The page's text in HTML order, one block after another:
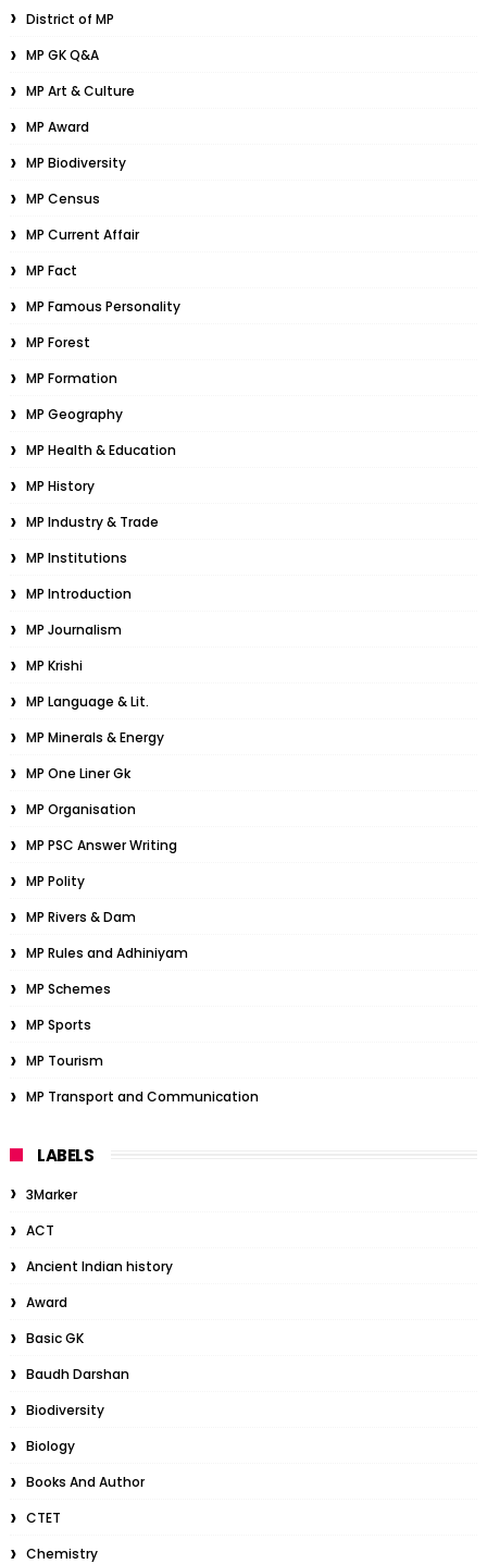
District of MP
MP GK Q&A
MP Art & Culture
MP Award
MP Biodiversity
MP Census
MP Current Affair
MP Fact
MP Famous Personality
MP Forest
MP Formation
MP Geography
MP Health & Education
MP History
MP Industry & Trade
MP Institutions
MP Introduction
MP Journalism
MP Krishi
MP Language & Lit.
MP Minerals & Energy
MP One Liner Gk
MP Organisation
MP PSC Answer Writing
MP Polity
MP Rivers & Dam
MP Rules and Adhiniyam
MP Schemes
MP Sports
MP Tourism
MP Transport and Communication
LABELS
3Marker
ACT
Ancient Indian history
Award
Basic GK
Baudh Darshan
Biodiversity
Biology
Books And Author
CTET
Chemistry